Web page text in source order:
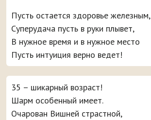
Пусть остается здоровье железным,
Суперудача пусть в руки плывет,
В нужное время и в нужное место
Пусть интуиция верно ведет!
35 – шикарный возраст!
Шарм особенный имеет.
Очарован Вишней страстной,